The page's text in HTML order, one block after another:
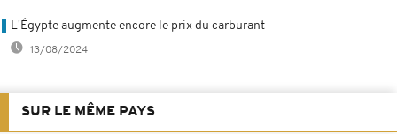
L'Égypte augmente encore le prix du carburant
13/08/2024
SUR LE MÊME PAYS